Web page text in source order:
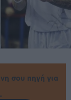
σου πηγή για